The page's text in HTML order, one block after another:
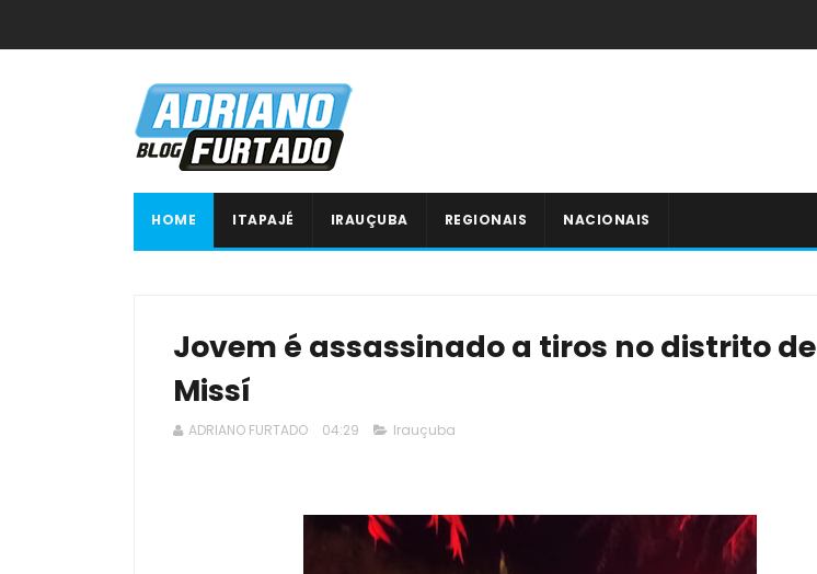
HOME ITAPAJÉ IRAUÇUBA REGIONAIS NACIONAIS
Jovem é assassinado a tiros no distrito de
Missí
ADRIANO FURTADO 04:29 Irauçuba